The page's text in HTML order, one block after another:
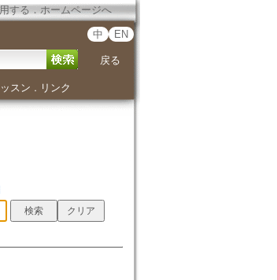
する ． ホームページへ
中 EN
戻る
スン ． リンク